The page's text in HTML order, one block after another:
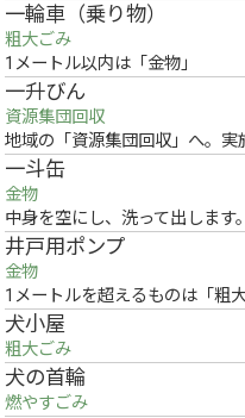
一輪車（乗り物）
粗大ごみ
1メートル以内は「金物」
一升びん
資源集団回収
地域の「資源集団回収」へ。
一斗缶
金物
中身を空にし、洗って出します。
井戸用ポンプ
金物
1メートルを超えるものは「粗大
犬小屋
粗大ごみ
犬の首輪
燃やすごみ